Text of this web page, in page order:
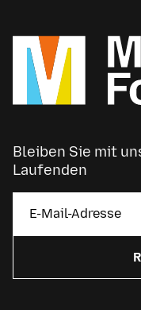
Bleiben Sie mit
Laufenden